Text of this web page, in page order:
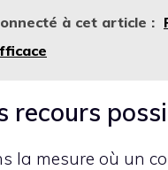
à cet article :
recours
la mesure où un